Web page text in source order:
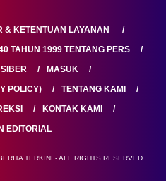
& KETENTUAN LAYANAN
TAHUN 1999 TENTANG PERS
MASUK
POLICY)
TENTANG KAMI
KONTAK KAMI
EDITORIAL
TERKINI - ALL RIGHTS RESERVED